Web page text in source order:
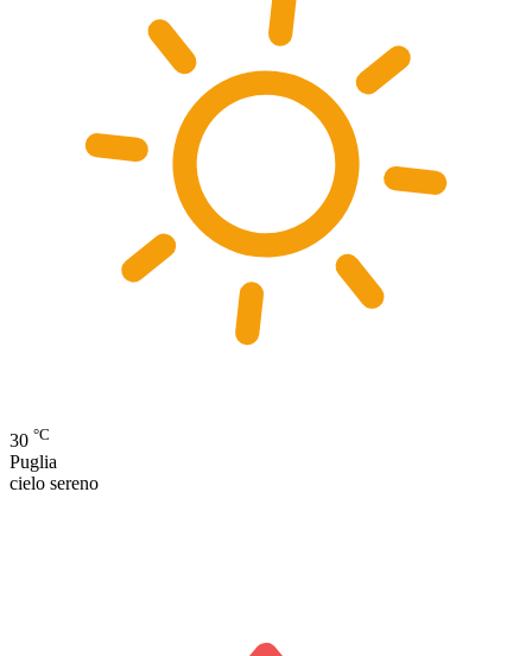
30 °C
Puglia
cielo sereno